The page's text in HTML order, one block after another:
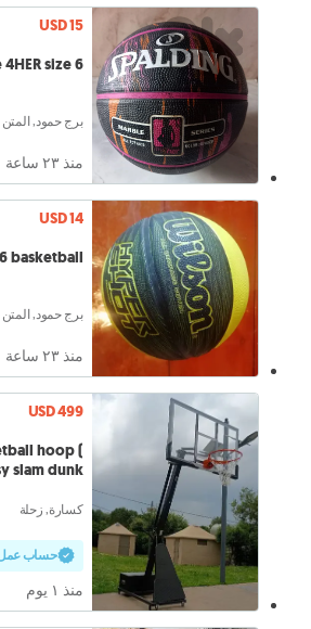
USD 15
size 6
برج حمود, المتن
منذ ٢٣ ساعة
USD 14
basketball
برج حمود, المتن
منذ ٢٣ ساعة
USD 499
hoop (
slam dunk)
كسارة, زحلة
حساب
منذ ١ يوم